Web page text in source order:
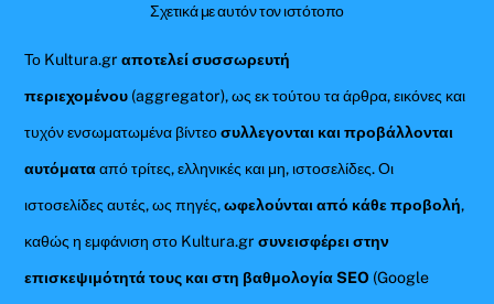
Σχετικά με αυτόν τον ιστότοπο
Το Kultura.grαποτελεί συσσωρευτή
περιεχομένου (aggregator), ως εκ τούτου τα άρθρα, εικόνες και
τυχόν ενσωματωμένα βίντεοσυλλεγονται και προβάλλονται
αυτόματααπό τρίτες, ελληνικές και μη, ιστοσελίδες. Οι
ιστοσελίδες αυτές, ως πηγές,ωφελούνται από κάθε προβολή,
καθώς η εμφάνιση στο Kultura.gr συνεισφέρει στην
επισκεψιμότητά τους και στη βαθμολογία SEO (Google